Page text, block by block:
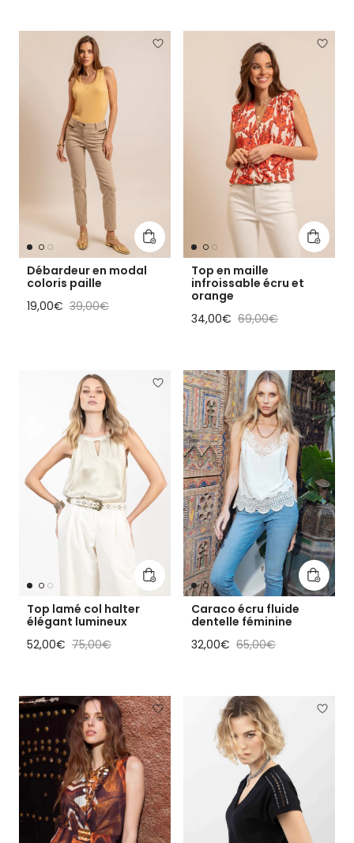
Ajouter au panier
Débardeur en modal
coloris paille
Prix soldé
19,00€ Prix habituel
39,00€
Ajouter
Top en maille
infroissable écru et
orange
Prix soldé
34,00€ Prix habituel
69,00€
Ajouter au panier
Top lamé col halter
élégant lumineux
Prix soldé
52,00€ Prix habituel
75,00€
Ajouter
Caraco écru fluide
dentelle féminine
Prix soldé
32,00€ Prix habituel
65,00€